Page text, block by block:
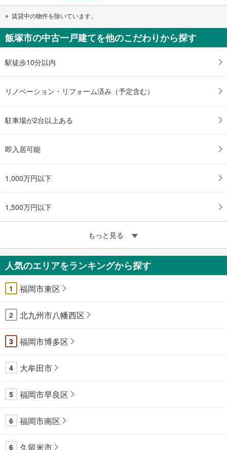
賃貸中の物件を除いています。
飯塚市の中古一戸建てを他のこだわりから探す
駅徒歩10分以内
リノベーション・リフォーム済み（予定含む）
駐車場が2台以上ある
即入居可能
1,000万円以下
1,500万円以下
もっと見る
人気のエリアをランキングから探す
1 福岡市東区
2 北九州市八幡西区
3 福岡市博多区
4 大牟田市
5 福岡市早良区
6 福岡市南区
6 久留米市